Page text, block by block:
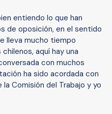
entiendo lo que han
de oposición, en el sentido
lleva mucho tiempo
aquí hay una
con muchos
ha sido acordada con
Comisión del Trabajo y yo